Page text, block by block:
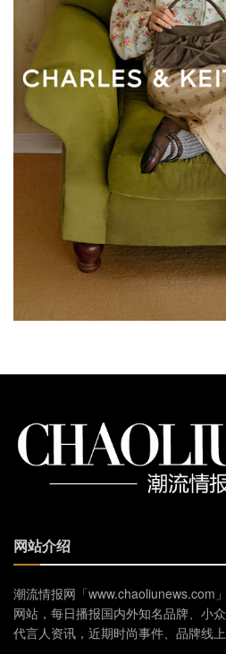
网站介绍
潮流情报网「www.chaoliunews.com
网站，每日播报国内外知名品牌、小
代言人资讯，近期时尚事件、品牌线